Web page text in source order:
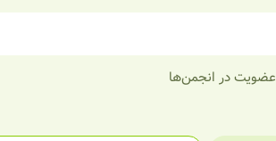
عضویت در انجمن‌ها